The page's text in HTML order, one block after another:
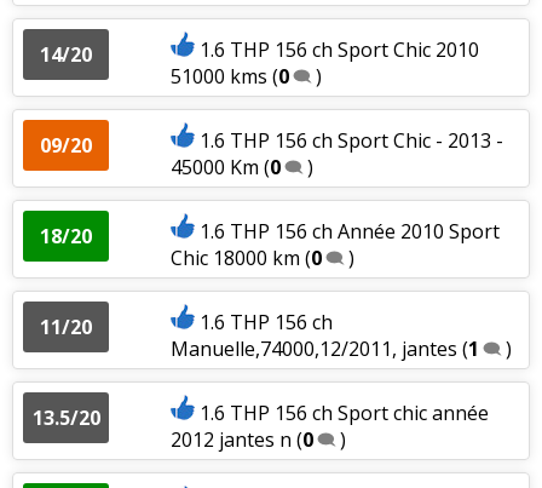
14/20
1.6 THP 156 ch Sport Chic 2010
51000 kms (0 )
09/20
1.6 THP 156 ch Sport Chic - 2013 -
45000 Km (0 )
18/20
1.6 THP 156 ch Année 2010 Sport
Chic 18000 km (0 )
11/20
1.6 THP 156 ch
Manuelle,74000,12/2011, jantes (1 )
13.5/20
1.6 THP 156 ch Sport chic année
2012 jantes n (0 )